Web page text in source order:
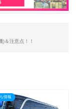
)＆注意点！！
情報